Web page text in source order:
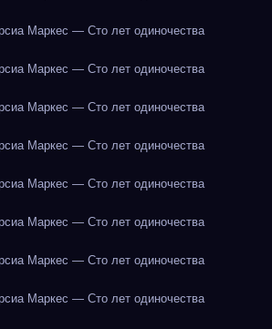
Маркес — Сто лет одиночества
Маркес — Сто лет одиночества
Маркес — Сто лет одиночества
Маркес — Сто лет одиночества
Маркес — Сто лет одиночества
Маркес — Сто лет одиночества
Маркес — Сто лет одиночества
Маркес — Сто лет одиночества